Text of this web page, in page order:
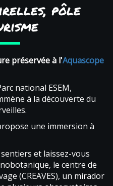
pôle
préservée à l'Aquascope
national ESEM,
à la découverte du
une immersion à
et laissez-vous
le centre de
(CREAVES), un mirador